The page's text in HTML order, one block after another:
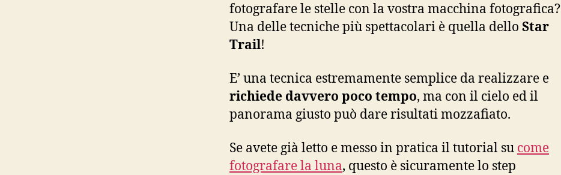
fotografare le stelle con la vostra macchina fotografica?
Una delle tecniche più spettacolari è quella dello Star
Trail!
E’ una tecnica estremamente semplice da realizzare e
richiede davvero poco tempo, ma con il cielo ed il
panorama giusto può dare risultati mozzafiato.
Se avete già letto e messo in pratica il tutorial su come
fotografare la luna, questo è sicuramente lo step